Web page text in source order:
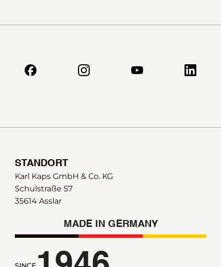
STANDORT
Karl Kaps GmbH & Co. KG
Schulstraße 57
35614 Asslar
MADE IN GERMANY